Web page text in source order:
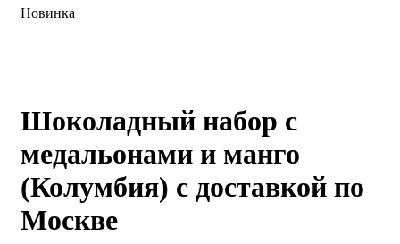
Новинка
Шоколадный набор c
медальонами и манго
(Колумбия) с доставкой по
Москве